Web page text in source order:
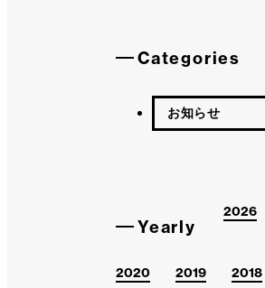
Categories
お知らせ
Yearly
2026
2020 2019 2018